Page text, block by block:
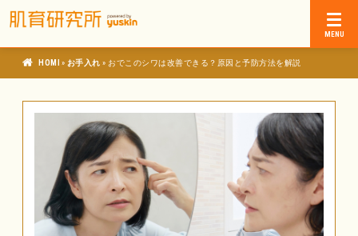
肌育研究所
» お手入れ » おでこのシワは改善できる？原因と予防方法を解説